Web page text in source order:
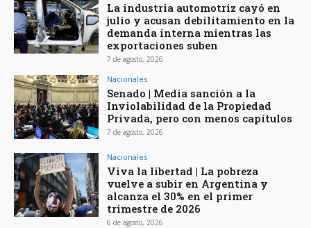
La industria automotriz cayó en
julio y acusan debilitamiento en la
demanda interna mientras las
exportaciones suben
7 de agosto, 2026
Nacionales
Senado | Media sanción a la
Inviolabilidad de la Propiedad
Privada, pero con menos capítulos
7 de agosto, 2026
Nacionales
Viva la libertad | La pobreza
vuelve a subir en Argentina y
alcanza el 30% en el primer
trimestre de 2026
6 de agosto, 2026